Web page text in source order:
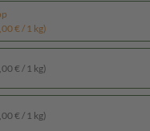
€ / 1 kg)
€ / 1 kg)
€ / 1 kg)